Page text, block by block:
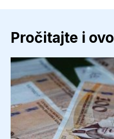
Pročitajte i ovo